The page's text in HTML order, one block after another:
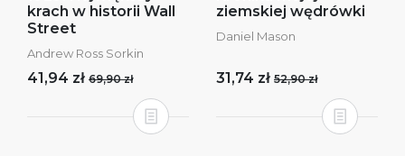
krach w historii Wall
Street
Andrew Ross Sorkin
41,94 zł 69,90 zł
ziemskiej wędrówki
Daniel Mason
31,74 zł 52,90 zł